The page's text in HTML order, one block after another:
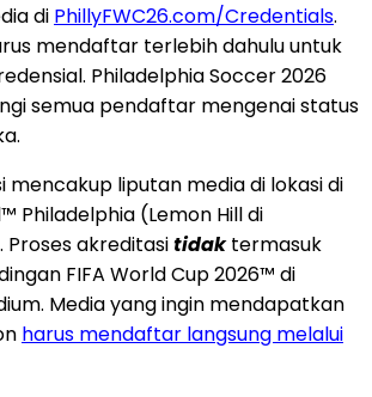
di PhillyFWC26.com/Credentials.
mendaftar terlebih dahulu untuk
Philadelphia Soccer 2026
semua pendaftar mengenai status
mencakup liputan media di lokasi di
Philadelphia (Lemon Hill di
Proses akreditasitidaktermasuk
FIFA World Cup 2026™ di
Media yang ingin mendapatkan
harus mendaftar langsung melalui